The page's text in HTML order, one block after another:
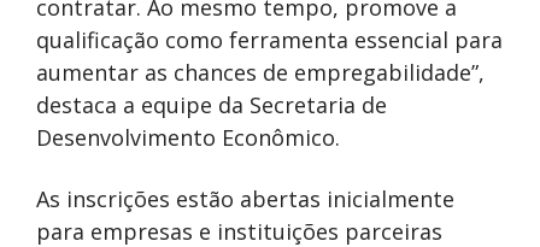
contratar. Ao mesmo tempo, promove a
qualificação como ferramenta essencial para
aumentar as chances de empregabilidade”,
destaca a equipe da Secretaria de
Desenvolvimento Econômico.
As inscrições estão abertas inicialmente
para empresas e instituições parceiras